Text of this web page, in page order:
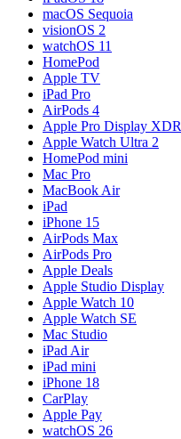
macOS Sequoia
visionOS 2
watchOS 11
HomePod
Apple TV
iPad Pro
AirPods 4
Apple Pro Display XDR
Apple Watch Ultra 2
HomePod mini
Mac Pro
MacBook Air
iPad
iPhone 15
AirPods Max
AirPods Pro
Apple Deals
Apple Studio Display
Apple Watch 10
Apple Watch SE
Mac Studio
iPad Air
iPad mini
iPhone 18
CarPlay
Apple Pay
watchOS 26